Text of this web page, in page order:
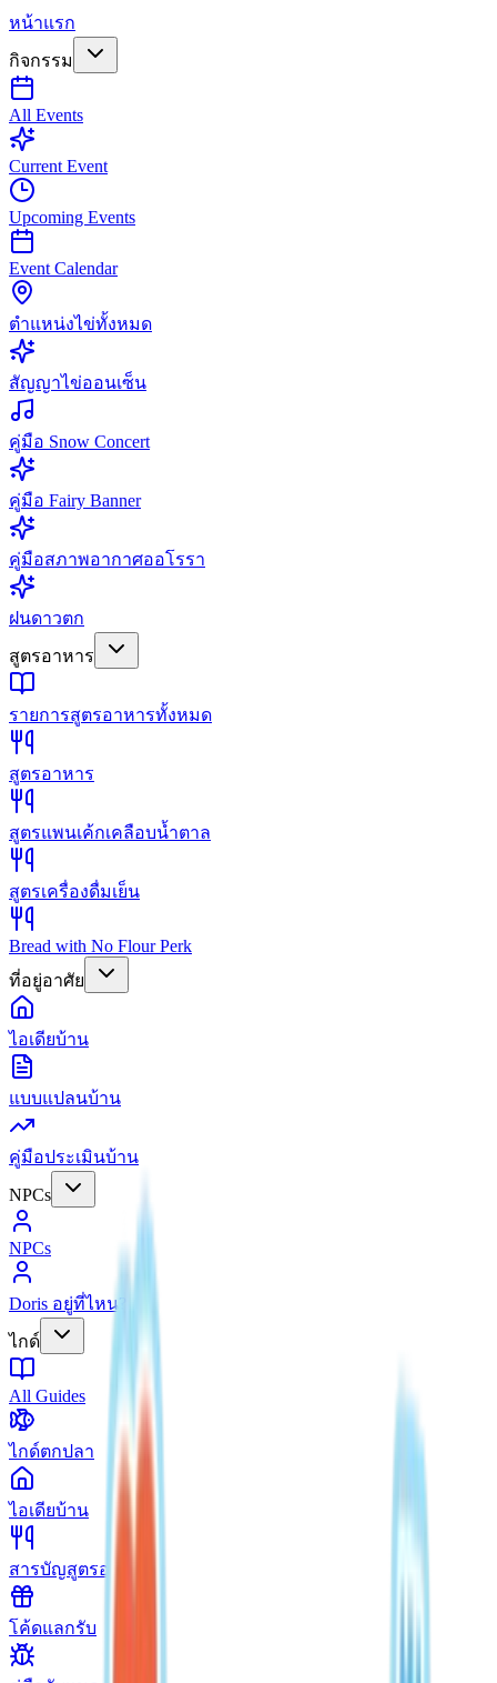
หน้าแรก
กิจกรรม
All Events
Current Event
Upcoming Events
Event Calendar
ตำแหน่งไข่ทั้งหมด
สัญญาไข่ออนเซ็น
คู่มือ Snow Concert
คู่มือ Fairy Banner
คู่มือสภาพอากาศออโรรา
ฝนดาวตก
สูตรอาหาร
รายการสูตรอาหารทั้งหมด
สูตรอาหาร
สูตรแพนเค้กเคลือบน้ำตาล
สูตรเครื่องดื่มเย็น
Bread with No Flour Perk
ที่อยู่อาศัย
ไอเดียบ้าน
แบบแปลนบ้าน
คู่มือประเมินบ้าน
NPCs
NPCs
Doris อยู่ที่ไหน?
ไกด์
All Guides
ไกด์ตกปลา
ไอเดียบ้าน
สารบัญสูตรอาหาร
โค้ดแลกรับ